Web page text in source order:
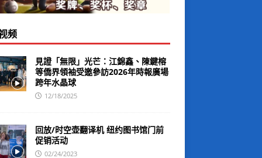
频
見證「無限」光芒：江錦鑫、陳鍵榕
等僑界領袖受邀參訪2026年時報廣場
跨年水晶球
12/18/2025
回放/时空壶翻译机 纽约图书馆门前
促销活动
02/24/2023